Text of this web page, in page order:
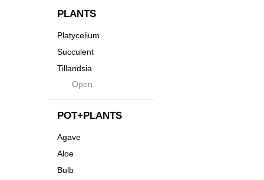
Innocence
Kodama
Native
Progress
Quartz
その他
PLANTS
Platycelium
Succulent
Tillandsia
SeedsOpen
POT+PLANTS
Agave
Aloe
Bulb